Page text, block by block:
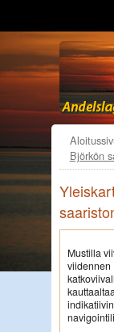
Björkön
Mustilla
viidennen